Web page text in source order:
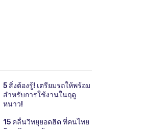
5 สิ่งต้องรู้! เตรียมรถให้พร้อม
สำหรับการใช้งานในฤดู
หนาว!
15 คลื่นวิทยุยอดฮิต ที่คนไทย